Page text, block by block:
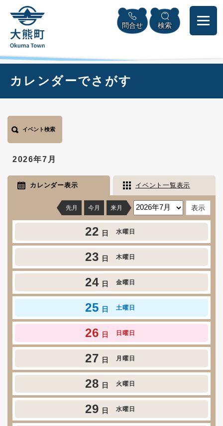
頭
メニューを飛ばして本文へ
問合せ 検索
カレンダーでさがす
イベント検索
2026年7月
カレンダー表示 イベント一覧表示
先月 今月 来月
22 日 水曜日
23 日 木曜日
24 日 金曜日
25 日 土曜日
26 日 日曜日
27 日 月曜日
28 日 火曜日
29 日 水曜日